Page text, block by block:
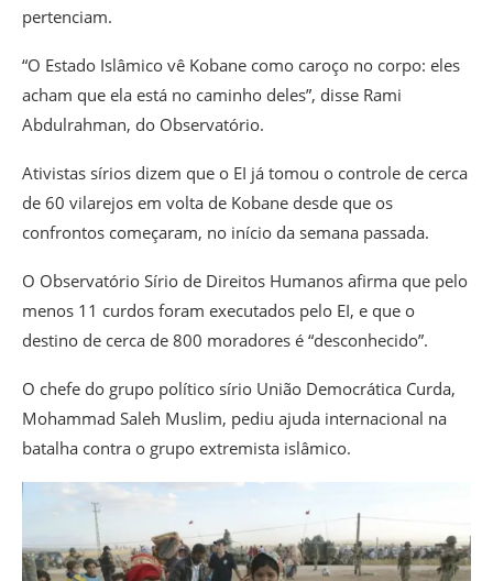
pertenciam.
“O Estado Islâmico vê Kobane como caroço no corpo: eles
acham que ela está no caminho deles”, disse Rami
Abdulrahman, do Observatório.
Ativistas sírios dizem que o EI já tomou o controle de cerca
de 60 vilarejos em volta de Kobane desde que os
confrontos começaram, no início da semana passada.
O Observatório Sírio de Direitos Humanos afirma que pelo
menos 11 curdos foram executados pelo EI, e que o
destino de cerca de 800 moradores é “desconhecido”.
O chefe do grupo político sírio União Democrática Curda,
Mohammad Saleh Muslim, pediu ajuda internacional na
batalha contra o grupo extremista islâmico.